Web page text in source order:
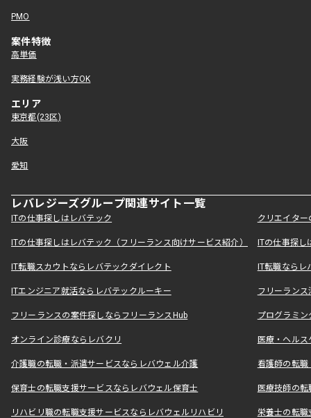
PMO
案件特徴
高単価
実務経験が浅い方OK
エリア
東京都(23区)
大阪
愛知
レバレジーズグループ関連サイト一覧
ITの仕事探しはレバテック クリエイタ
ITの仕事探しはレバテック（フリーランス向けサービス紹介） ITの仕事探
IT転職スカウトならレバテックダイレクト IT転職なら
ITエンジニア就活ならレバテックルーキー フリーラン
フリーランスの案件探しならフリーランスHub プログラミ
オンライン診療ならレバクリ 医療・ヘル
介護職の転職・派遣サービスならレバウェル介護 看護師の転
保育士の転職支援サービスならレバウェル保育士 医療技師の
リハビリ職の転職支援サービスならレバウェルリハビリ 栄養士の転